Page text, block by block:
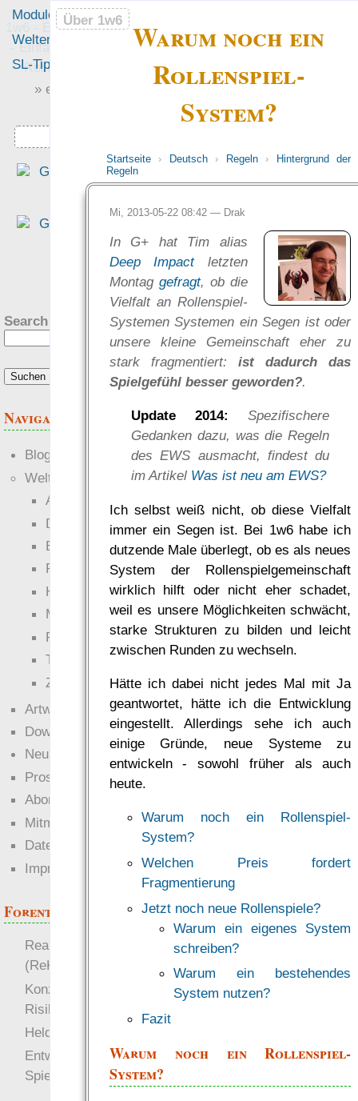
1w6 - Ein Würfel System
- Einfach saubere, freie
Rollenspiel-Regeln
Warum noch ein
Rollenspiel-
System?
Startseite› Deutsch› Regeln›
Hintergrund der
Regeln
Mi, 2013-05-22 08:42 — Drak
In G+ hat Tim alias
Deep Impactletzten
Montag gefragt, ob die
Vielfalt an Rollenspiel-
Systemen Systemen ein Segen ist oder
unsere kleine Gemeinschaft eher zu
stark fragmentiert:ist dadurch das
Spielgefühl besser geworden?.
Update 2014:
Spezifischere
Gedanken dazu, was die Regeln
des EWS ausmacht, findest du
im Artikel Was ist neu am EWS?
Ich selbst weiß nicht, ob diese Vielfalt
immer ein Segen ist. Bei 1w6 habe ich
dutzende Male überlegt, ob es als neues
System der Rollenspielgemeinschaft
wirklich hilft oder nicht eher schadet,
weil es unsere Möglichkeiten schwächt,
starke Strukturen zu bilden und leicht
zwischen Runden zu wechseln.
Hätte ich dabei nicht jedes Mal mit Ja
geantwortet, hätte ich die Entwicklung
eingestellt. Allerdings sehe ich auch
einige Gründe, neue Systeme zu
entwickeln - sowohl früher als auch
heute.
Warum noch ein Rollenspiel-
System?
Welchen Preis fordert
Fragmentierung
Jetzt noch neue Rollenspiele?
Warum ein eigenes System
schreiben?
Warum ein bestehendes
System nutzen?
Fazit
Warum noch ein Rollenspiel-
System?
Über 1w6
Module
Welten
Foren
SL-Tipps
Mitmachen
» einfach saubere «
Über 1w6
?
Search this site:
Navigation
Blogs
Welten
Ante Portas
Die neuen Lande
EWS-X
Freihändler
Hinter der Welt
Magie
RaumZeit
Technophob
Zettel-RPG
Artwork
Downloads
Neuigkeiten
Prosa
Abonnieren
Mitmachen
Datenschutz
Impressum
Forenthemen
Realistische Kämpfe
(ReKa)
Konzept für Schwächen:
Risiko
Heldendokument
Entwicklung von
Spielwelten
„Das Regelwerk
Träume zu diesem
[eigene
sollte… auf
Hintergründe und
anwendbar sein…
und überschaubare
bieten… [und] frei sein…
wer hätte das gedacht,
1W6-System erfüllt alle
Anforderungen.“
— RowC
was Leute sagen…